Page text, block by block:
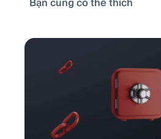
Bạn cũng có thể thích